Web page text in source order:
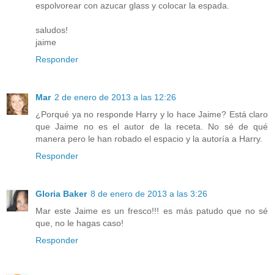
espolvorear con azucar glass y colocar la espada.
saludos!
jaime
Responder
Mar 2 de enero de 2013 a las 12:26
¿Porqué ya no responde Harry y lo hace Jaime? Está claro
que Jaime no es el autor de la receta. No sé de qué
manera pero le han robado el espacio y la autoría a Harry.
Responder
Gloria Baker 8 de enero de 2013 a las 3:26
Mar este Jaime es un fresco!!! es más patudo que no sé
que, no le hagas caso!
Responder